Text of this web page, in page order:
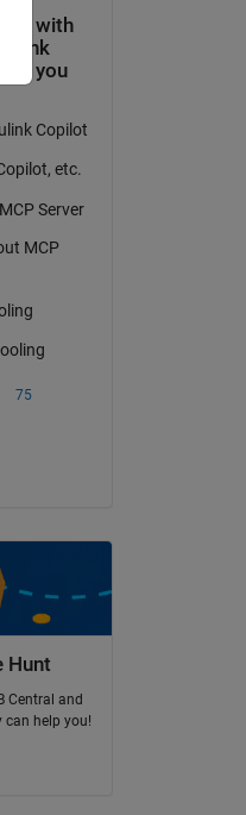
Hunt
Central and
help you!